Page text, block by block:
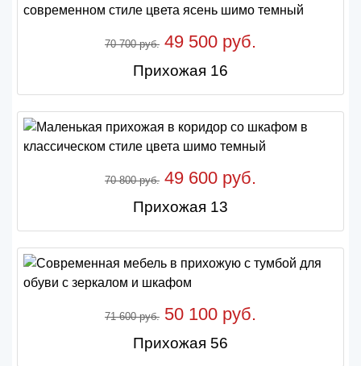
70 700 руб. 49 500 руб.
Прихожая 16
70 800 руб. 49 600 руб.
Прихожая 13
71 600 руб. 50 100 руб.
Прихожая 56